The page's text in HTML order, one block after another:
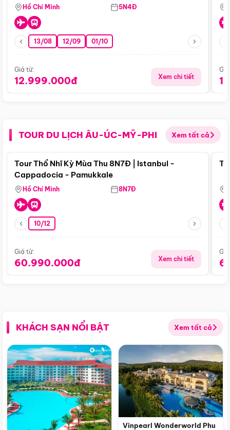
Hồ Chí Minh 5N4Đ
13/08 12/09 01/10
Giá từ:
12.999.000đ Xem chi tiết
TOUR DU LỊCH ÂU-ÚC-MỸ-PHI Xem tất cả
Điểm nổi bật
Tour Thổ Nhĩ Kỳ Mùa Thu 8N7Đ | Istanbul -
Cappadocia - Pamukkale
Hồ Chí Minh 8N7Đ
10/12
Giá từ:
60.990.000đ Xem chi tiết
KHÁCH SẠN NỔI BẬT Xem tất cả
Vinpearl Wonderworld Phu